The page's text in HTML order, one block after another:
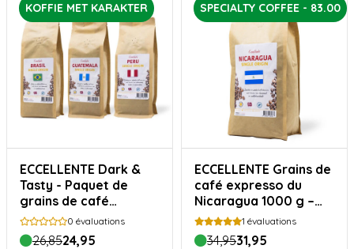
KOFFIE MET KARAKTER
ECCELLENTE Dark &
Tasty - Paquet de
grains de café
intenses - 750
grammes
0 évaluations
26,8524,95
SPECIALTY COFFEE - 83.00
ECCELLENTE Grains de
café expresso du
Nicaragua 1000 g –
100 % Arabica, doux
et onctueux
1 évaluations
34,9531,95